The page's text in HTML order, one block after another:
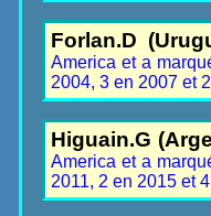
Forlan.D
America et a
2004, 3 en 2007 et
Higuain.G
America et a
2011, 2 en 2015 et